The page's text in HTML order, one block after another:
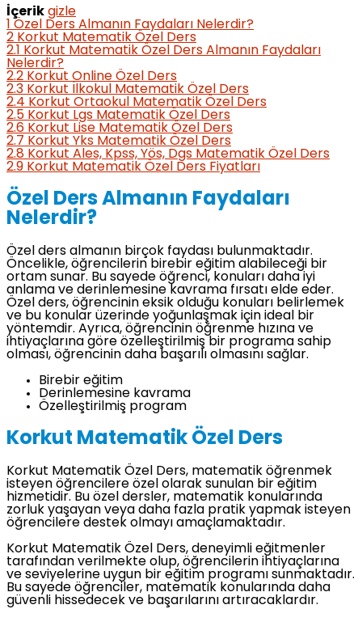
İçerik gizle
Özel Ders Almanın Faydaları Nelerdir?
2 Korkut Matematik Özel Ders
2.1
Korkut Matematik Özel Ders Almanın Faydaları
Nelerdir?
2.2 Korkut Online Özel Ders
2.3 Korkut İlkokul Matematik Özel Ders
2.4 Korkut Ortaokul Matematik Özel Ders
2.5 Korkut Lgs Matematik Özel Ders
2.6 Korkut Lise Matematik Özel Ders
2.7 Korkut Yks Matematik Özel Ders
2.8 Korkut Ales, Kpss, Yös, Dgs Matematik Özel Ders
2.9 Korkut Matematik Özel Ders Fiyatları
Özel Ders Almanın Faydaları
Nelerdir?
Özel ders almanın birçok faydası bulunmaktadır.
Öncelikle, öğrencilerin birebir eğitim alabileceği bir
ortam sunar. Bu sayede öğrenci, konuları daha iyi
anlama ve derinlemesine kavrama fırsatı elde eder.
Özel ders, öğrencinin eksik olduğu konuları belirlemek
ve bu konular üzerinde yoğunlaşmak için ideal bir
yöntemdir. Ayrıca, öğrencinin öğrenme hızına ve
ihtiyaçlarına göre özelleştirilmiş bir programa sahip
olması, öğrencinin daha başarılı olmasını sağlar.
Birebir eğitim
Derinlemesine kavrama
Özelleştirilmiş program
Korkut Matematik Özel Ders
Korkut Matematik Özel Ders, matematik öğrenmek
isteyen öğrencilere özel olarak sunulan bir eğitim
hizmetidir. Bu özel dersler, matematik konularında
zorluk yaşayan veya daha fazla pratik yapmak isteyen
öğrencilere destek olmayı amaçlamaktadır.
Korkut Matematik Özel Ders, deneyimli eğitmenler
tarafından verilmekte olup, öğrencilerin ihtiyaçlarına
ve seviyelerine uygun bir eğitim programı sunmaktadır.
Bu sayede öğrenciler, matematik konularında daha
güvenli hissedecek ve başarılarını artıracaklardır.